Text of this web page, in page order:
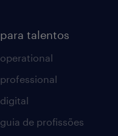
para talentos
operational
professional
digital
guia de profissões